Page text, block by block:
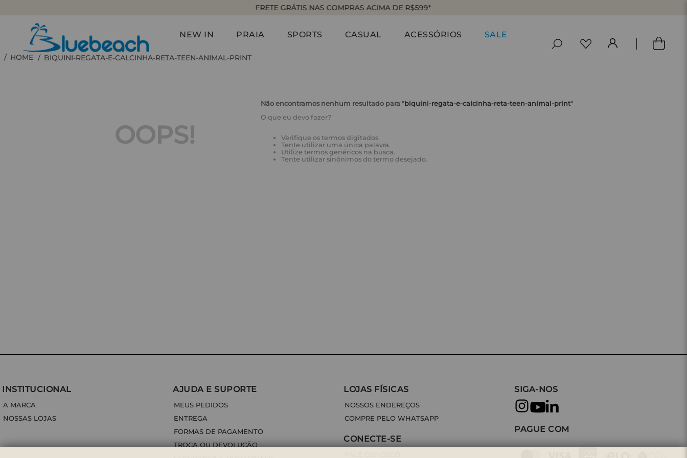
FRETE GRÁTIS NAS COMPRAS ACIMA DE R$599*
NEW IN PRAIA SPORTS CASUAL ACESSÓRIOS SALE
BIQUINI-REGATA-E-CALCINHA-RETA-TEEN-ANIMAL-PRINT
OOPS!
Não encontramos nenhum resultado para "biquini-regata-e-calcinha-reta-teen-animal-print"
O que eu devo fazer?
Verifique os termos digitados.
Tente utilizar uma única palavra.
Utilize termos genéricos na busca.
Tente utilizar sinônimos do termo desejado.
INSTITUCIONAL
A MARCA
NOSSAS LOJAS
AJUDA E SUPORTE
MEUS PEDIDOS
ENTREGA
FORMAS DE PAGAMENTO
TROCA OU DEVOLUÇÃO
LOJAS FÍSICAS
NOSSOS ENDEREÇOS
COMPRE PELO WHATSAPP
CONECTE-SE
SIGA-NOS
PAGUE COM